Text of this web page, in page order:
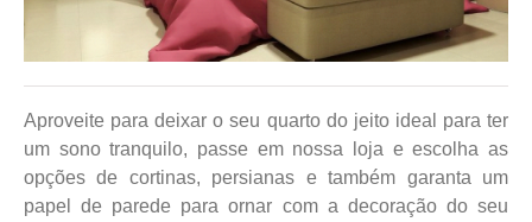
Aproveite para deixar o seu quarto do jeito ideal para ter
um sono tranquilo, passe em nossa loja e escolha as
opções de cortinas, persianas e também garanta um
papel de parede para ornar com a decoração do seu